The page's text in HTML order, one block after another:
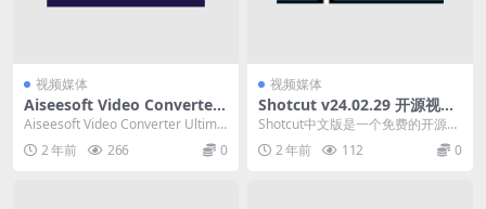
视频媒体
Aiseesoft Video Converter
Ultimate (视频转换器）v10.
8.62 中文破解便携式版
Aiseesoft Video Converter Ultima
te 是一款视频...
2 年前 266 0
视频媒体
Shotcut v24.02.29 开源视频
剪辑软件便携中文版
Shotcut中文版是一个免费的开源跨
平台视频编辑器。Shotcut中文版支
持数...2 年前 112 0